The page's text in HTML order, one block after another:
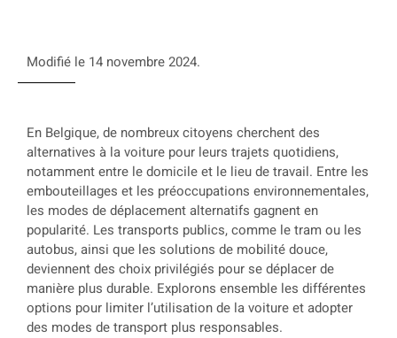
Modifié le 14 novembre 2024.
En Belgique, de nombreux citoyens cherchent des
alternatives à la voiture pour leurs trajets quotidiens,
notamment entre le domicile et le lieu de travail. Entre les
embouteillages et les préoccupations environnementales,
les modes de déplacement alternatifs gagnent en
popularité. Les transports publics, comme le tram ou les
autobus, ainsi que les solutions de mobilité douce,
deviennent des choix privilégiés pour se déplacer de
manière plus durable. Explorons ensemble les différentes
options pour limiter l’utilisation de la voiture et adopter
des modes de transport plus responsables.